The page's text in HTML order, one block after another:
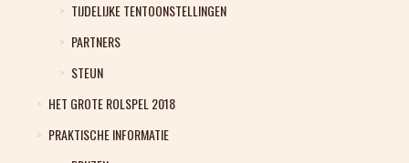
TIJDELIJKE TENTOONSTELLINGEN
PARTNERS
STEUN
HET GROTE ROLSPEL 2018
PRAKTISCHE INFORMATIE